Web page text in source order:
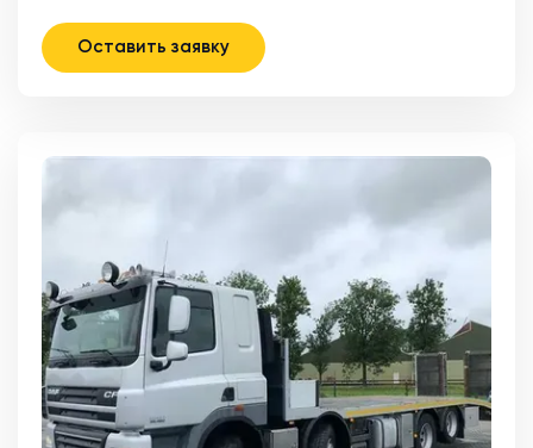
Оставить заявку